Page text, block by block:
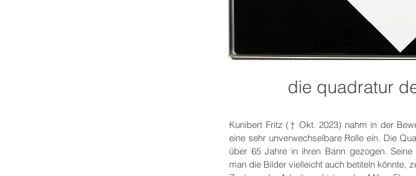
die quadratur
Kunibert Fritz († Okt. 2023) nahm in der
eine sehr unverwechselbare Rolle ein. Die
über 65 Jahre in ihren Bann gezogen. Seine
man die Bilder vielleicht auch betiteln könnte,